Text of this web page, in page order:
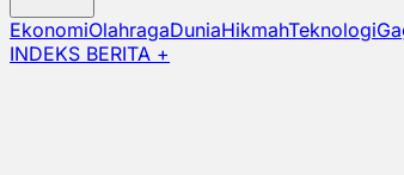
EkonomiOlahragaDuniaHikmahTeknologi
INDEKS BERITA +